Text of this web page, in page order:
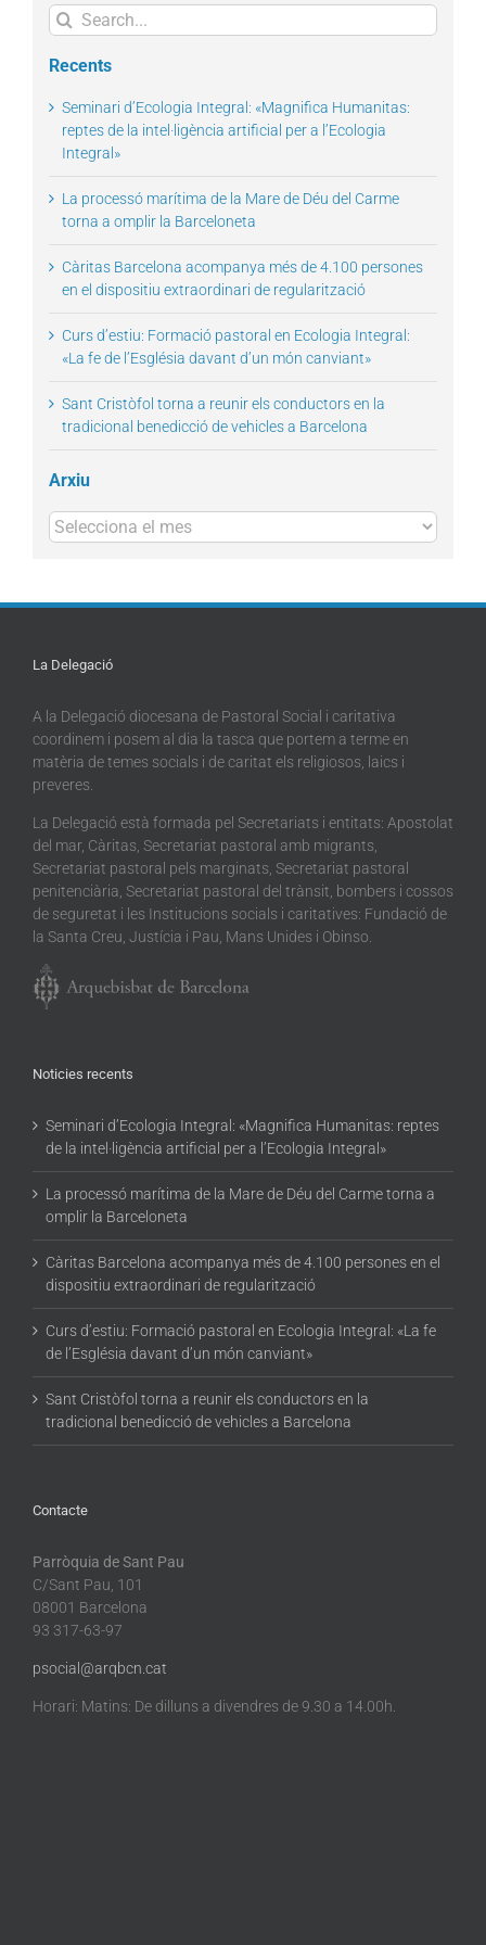
Search
for:
Recents
Seminari d’Ecologia Integral: «Magnifica Humanitas:
reptes de la intel·ligència artificial per a l’Ecologia
Integral»
La processó marítima de la Mare de Déu del Carme
torna a omplir la Barceloneta
Càritas Barcelona acompanya més de 4.100 persones
en el dispositiu extraordinari de regularització
Curs d’estiu: Formació pastoral en Ecologia Integral:
«La fe de l’Església davant d’un món canviant»
Sant Cristòfol torna a reunir els conductors en la
tradicional benedicció de vehicles a Barcelona
Arxiu
Arxius
La Delegació
A la Delegació diocesana de Pastoral Social i caritativa
coordinem i posem al dia la tasca que portem a terme en
matèria de temes socials i de caritat els religiosos, laics i
preveres.
La Delegació està formada pel Secretariats i entitats: Apostolat
del mar, Càritas, Secretariat pastoral amb migrants,
Secretariat pastoral pels marginats, Secretariat pastoral
penitenciària, Secretariat pastoral del trànsit, bombers i cossos
de seguretat i les Institucions socials i caritatives: Fundació de
la Santa Creu, Justícia i Pau, Mans Unides i Obinso.
Noticies recents
Seminari d’Ecologia Integral: «Magnifica Humanitas: reptes
de la intel·ligència artificial per a l’Ecologia Integral»
La processó marítima de la Mare de Déu del Carme torna a
omplir la Barceloneta
Càritas Barcelona acompanya més de 4.100 persones en el
dispositiu extraordinari de regularització
Curs d’estiu: Formació pastoral en Ecologia Integral: «La fe
de l’Església davant d’un món canviant»
Sant Cristòfol torna a reunir els conductors en la
tradicional benedicció de vehicles a Barcelona
Contacte
Parròquia de Sant Pau
C/Sant Pau, 101
08001 Barcelona
93 317-63-97
psocial@arqbcn.cat
Horari: Matins: De dilluns a divendres de 9.30 a 14.00h.